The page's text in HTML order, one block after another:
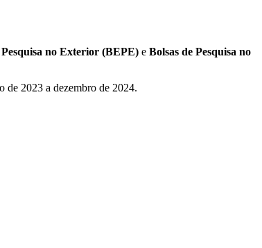
Pesquisa no Exterior (BEPE) e Bolsas de Pesquisa no
de 2023 a dezembro de 2024.